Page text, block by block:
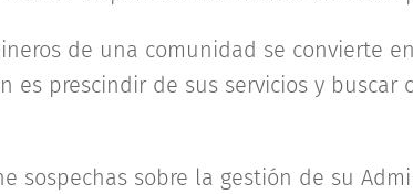
de una comunidad se convierte
es prescindir de sus servicios y buscar
sospechas sobre la gestión de su